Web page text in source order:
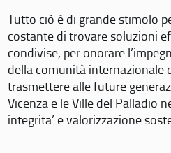
Tutto ciò è di grande stimolo
costante di trovare soluzioni
condivise, per onorare
della comunità internazionale
trasmettere alle future
Vicenza e le Ville del Palladio
integrita’ e valorizzazione